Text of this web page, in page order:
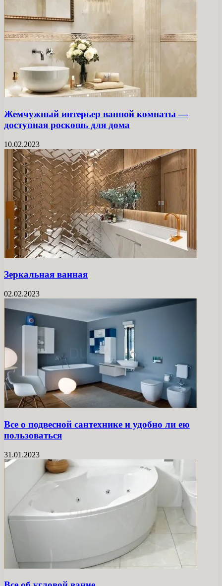
Жемчужный интерьер ванной комнаты —
доступная роскошь для дома
10.02.2023
Зеркальная ванная
02.02.2023
Все о подвесной сантехнике и удобно ли ею
пользоваться
31.01.2023